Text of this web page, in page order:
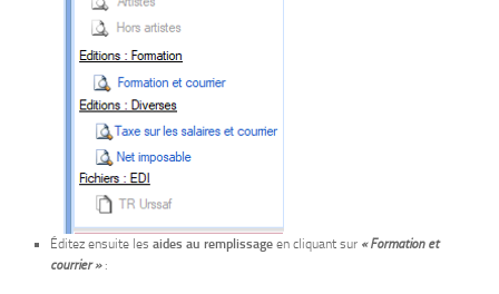
Éditez ensuite les aides au remplissage en cliquant sur « Formation et
courrier »: